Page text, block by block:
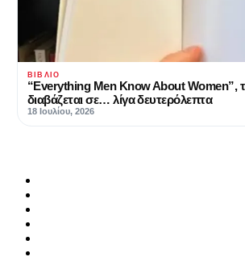
ΒΙΒΛΊΟ
“Everything Men Know About Women”,
διαβάζεται σε… λίγα δευτερόλεπτα
18 Ιουλίου, 2026